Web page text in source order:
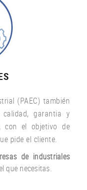
(PAEC) también
garantia y
con el objetivo de
pide el cliente.
de industriales
que necesitas.